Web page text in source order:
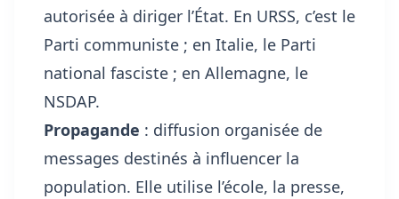
autorisée à diriger l’État. En URSS, c’est le
Parti communiste ; en Italie, le Parti
national fasciste ; en Allemagne, le
NSDAP.
Propagande : diffusion organisée de
messages destinés à influencer la
population. Elle utilise l’école, la presse,